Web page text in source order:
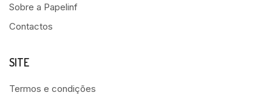
Sobre a Papelinf
Contactos
SITE
Termos e condições